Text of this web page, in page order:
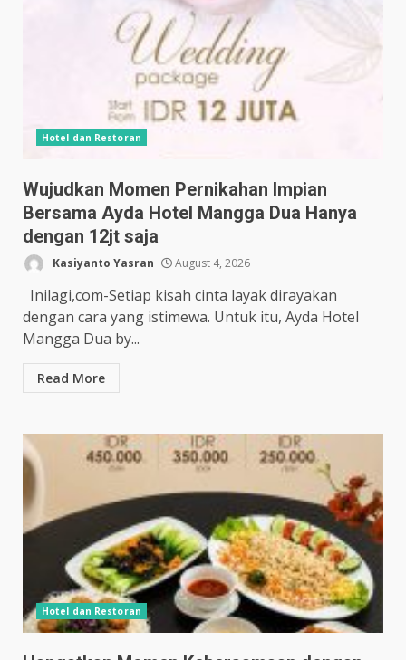
Hotel dan Restoran
Wujudkan Momen Pernikahan Impian
Bersama Ayda Hotel Mangga Dua Hanya
dengan 12jt saja
Kasiyanto Yasran August 4, 2026
Inilagi,com-Setiap kisah cinta layak dirayakan
dengan cara yang istimewa. Untuk itu, Ayda Hotel
Mangga Dua by...
Read More
Hotel dan Restoran